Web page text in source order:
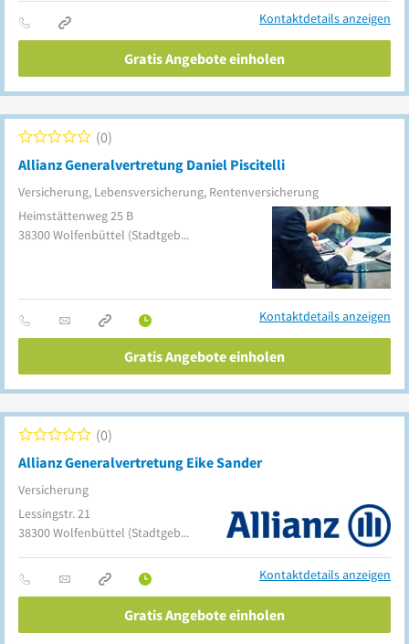
Kontaktdetails anzeigen
Gratis Angebote einholen
Allianz Generalvertretung Daniel Piscitelli
Versicherung, Lebensversicherung, Rentenversicherung
0
Heimstättenweg 25 B
38300Wolfenbüttel (Stadtgebiet)
Kontaktdetails anzeigen
Gratis Angebote einholen
Allianz Generalvertretung Eike Sander
Versicherung
0
Lessingstr. 21
38300Wolfenbüttel (Stadtgebiet)
Kontaktdetails anzeigen
Gratis Angebote einholen